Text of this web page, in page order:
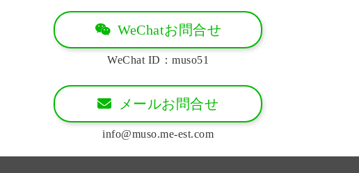
WeChatお問合せ
WeChat ID：muso51
メールお問合せ
info@muso.me-est.com